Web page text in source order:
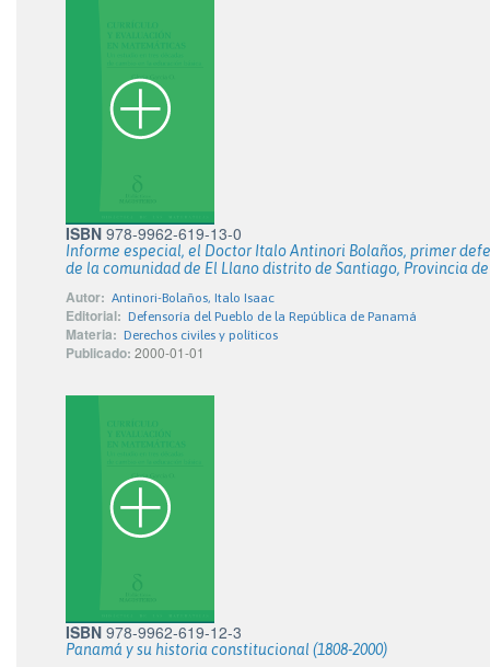
ISBN 978-9962-619-13-0
Informe especial, el Doctor Italo Antinori Bolaños, primer
de la comunidad de El Llano distrito de Santiago, Provincia de
Autor: Antinori-Bolaños, Italo Isaac
Editorial: Defensoría del Pueblo de la República de Panamá
Materia: Derechos civiles y políticos
Publicado: 2000-01-01
ISBN 978-9962-619-12-3
Panamá y su historia constitucional (1808-2000)